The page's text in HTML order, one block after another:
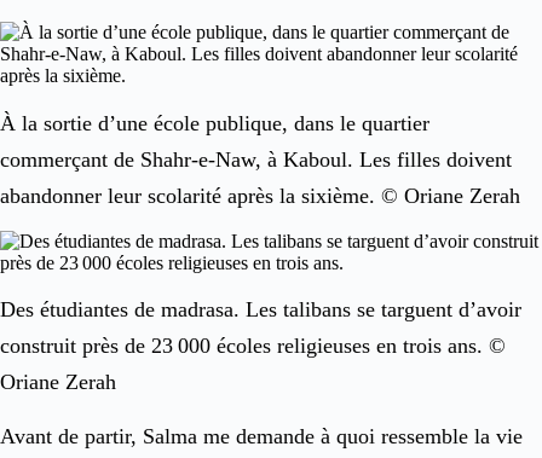
À la sortie d’une école publique, dans le quartier
commerçant de Shahr-e-Naw, à Kaboul. Les filles doivent
abandonner leur scolarité après la sixième. © Oriane Zerah
Des étudiantes de madrasa. Les talibans se targuent d’avoir
construit près de 23 000 écoles religieuses en trois ans. ©
Oriane Zerah
Avant de partir, Salma me demande à quoi ressemble la vie